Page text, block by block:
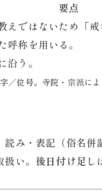
要点
えではないため「戒
呼称を用いる。
沿う。
／位号。寺院・宗派に
読み・表記（俗名併
い。 後日付け足し